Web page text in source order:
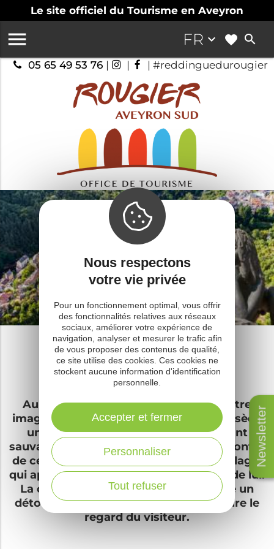
Le site officiel du Tourisme en Aveyron
Newsletter
FR keyboard_arrow_down search

05 65 49 53 76 | | | #reddinguedurougier
Victor
l'enfant sauvage
Au-delà des légendes qui éveillent notre
imaginaire, Saint-Sernin-sur-Rance possède
une histoire singulière ! Victor, l’enfant
sauvage de l’Aveyron. Partons à la rencontre
de ce personnage emblématique du village,
qui après des siècles fait encore parler de lui.
La commune Saint-Serninoise impose un
détour par sa mairie où une statue attire le
regard du visiteur.
Nous respectons
votre vie privée
Pour un fonctionnement optimal, vous offrir
des fonctionnalités relatives aux réseaux
sociaux, améliorer votre expérience de
navigation, analyser et mesurer le trafic afin
de vous proposer des contenus de qualité,
ce site utilise des cookies. Ces cookies ne
stockent aucune information d'identification
personnelle.
Tout refuser
Personnaliser
Accepter et fermer